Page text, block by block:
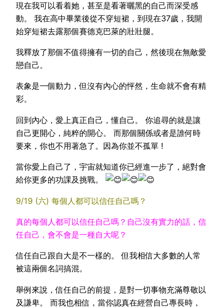
現在我可以看着她，甚至是看著曬黑的自己而深受感
動。 我在高中畢業後從不穿短裙，到現在37歲，我開
始穿短裙去露那個賽德克巴萊的壯壯腿。
我釋放了那個不值得擁有一切的自己，然後現在無敵愛
戀自己。
表象是一個動力，但沒有內心的怦然，生命就不會有精
彩。
回到內心，愛上真正自己，懂自己。 你追尋的就是讓
自己更開心，純粹的開心。 而那個關係或者是誰何時
要來，你也不用著急了。因為你並不孤單 !
當你愛上自己了，宇宙就知道你已經進一步了，絕對會
給你更多的功課及挑戰。
9/19 (六) 每個人都可以信任自己嗎？
真的每個人都可以信任自己嗎？自己沒有實力的話，信
任自己，會不會是一種自大呢？
信任自己跟自大是不一樣的。 但我相信大多數的人常
被這兩個名詞搞混。
舉例來說，信任自己的前提，是對一切事物充滿尊敬以
及謙卑。 而我也相信，當你認真在經營自己專長時，